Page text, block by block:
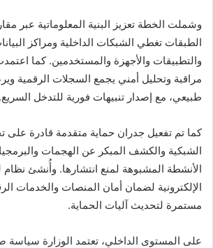
وشملت الخطة تعزيز البنية المعلوماتية عبر
الطبقات تغطي الشبكات الداخلية ومراكز
والتطبيقات والأجهزة والمستخدمين. كما
مراقبة وتحليل أمني يجمع السجلات الرقمية
طبيعي، مع إصدار تنبيهات فورية للتدخل السريع.
كما تم تفعيل جدران حماية متقدمة قادرة على
الشبكية والكشف المبكر عن الهجمات
الأنشطة المشبوهة لمنع انتشارها. وأُنشئ نظام
الإلكترونية لضمان أمان المنصات والخدمات
مستمرة لتحديث آليات الحماية.
على المستوى الداخلي، تعتمد الوزارة سياسة